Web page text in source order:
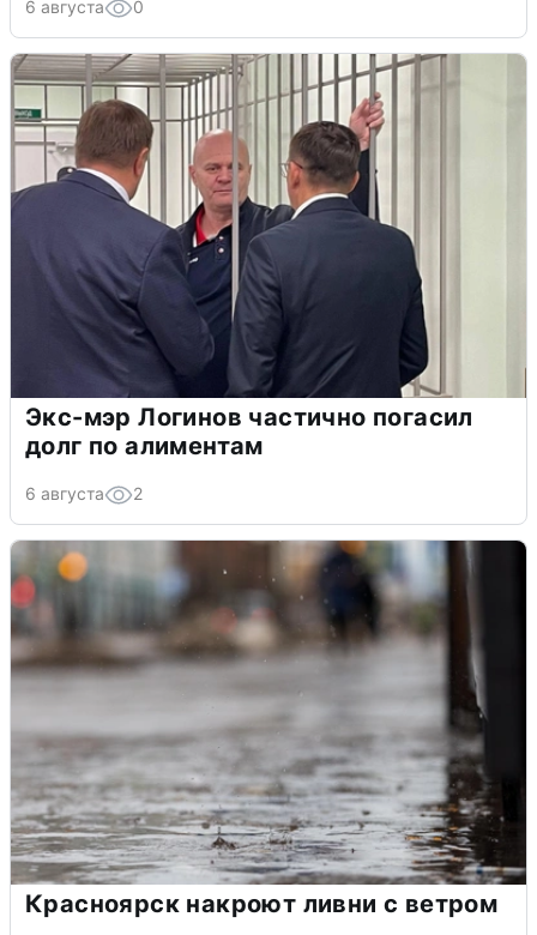
6 августа 0
Экс-мэр Логинов частично погасил
долг по алиментам
6 августа 2
Красноярск накроют ливни с ветром